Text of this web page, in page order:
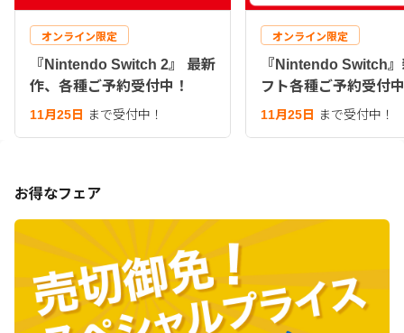
オンライン限定
『Nintendo Switch 2』 最新
作、各種ご予約受付中！
11月25日 まで受付中！
オンライン限定
『Nintendo Switch
フト各種ご予約受付
11月25日 まで受付中！
お得なフェア